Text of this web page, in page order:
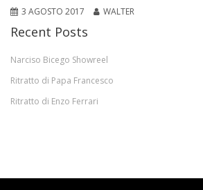
3 AGOSTO 2017 WALTER
Recent Posts
Narciso Bicego Showreel
Ritratto di Papa Francesco
Ritratto di Enzo Ferrari